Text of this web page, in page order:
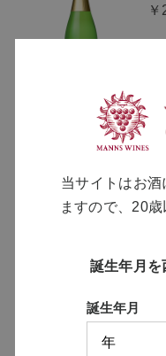
甲
泡
育
当サイトはお酒
ますので、20
誕生年月を
誕生年月